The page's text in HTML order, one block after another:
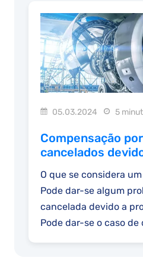
05.03.2024 5
Compensação
cancelados
O que se considera
Pode dar-se algum
cancelada devido a
Pode dar-se o caso de